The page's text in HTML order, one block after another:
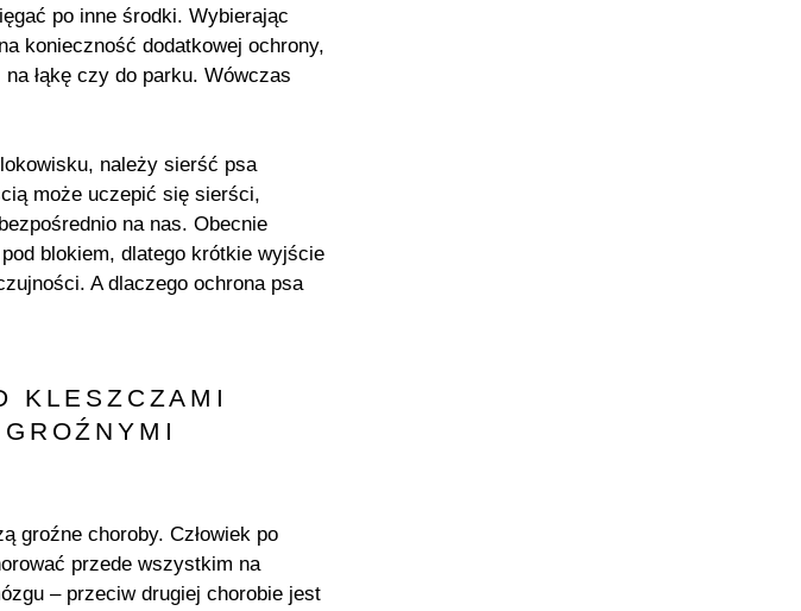
po inne środki. Wybierając
konieczność dodatkowej ochrony,
łąkę czy do parku. Wówczas
należy sierść psa
może uczepić się sierści,
na nas. Obecnie
blokiem, dlatego krótkie wyjście
A dlaczego ochrona psa
KLESZCZAMI
groźne choroby. Człowiek po
przede wszystkim na
– przeciw drugiej chorobie jest